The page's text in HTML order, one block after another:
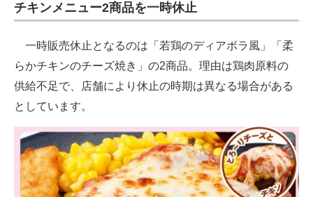
チキンメニュー2商品を一時休止
一時販売休止となるのは「若鶏のディアボラ風」「柔
らかチキンのチーズ焼き」の2商品。理由は鶏肉原料の
供給不足で、店舗により休止の時期は異なる場合がある
としています。